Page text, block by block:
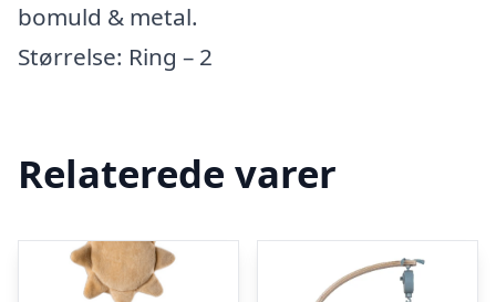
bomuld & metal.
Størrelse: Ring – 2
Relaterede varer